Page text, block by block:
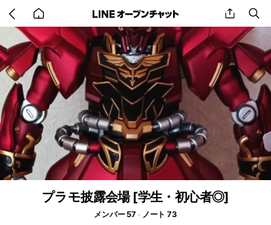
back
to
home
share
プラモ披露会場 [学生・初心者◎]
メンバー 57
ノート 73